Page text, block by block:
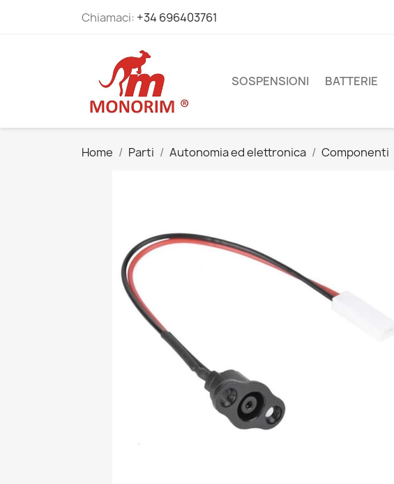
Chiamaci: +34 696403761
SOSPENSIONI BATTERIE
Home Parti Autonomia ed elettronica Componenti